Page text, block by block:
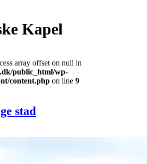
Kapel
array offset on null in
public_html/wp-
content.php on line 9
stad